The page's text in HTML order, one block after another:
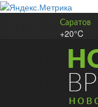
Саратов
+20°C